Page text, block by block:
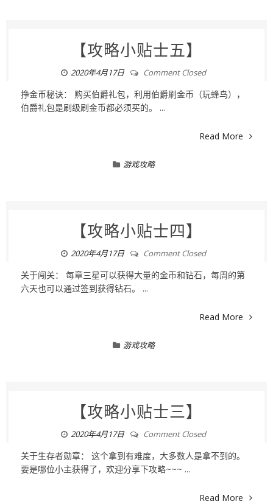
【攻略小贴士五】
2020年4月17日 Comment Closed
挣金币秘诀： 购买伯爵礼包，利用伯爵刷金币（玩蜂鸟），
伯爵礼包是刷级刷金币都必须买的。 ...
Read More
游戏攻略
【攻略小贴士四】
2020年4月17日 Comment Closed
关于闯关： 每章三星可以获得大量的金币和钻石，每周的第
六天也可以通过签到获得钻石。 ...
Read More
游戏攻略
【攻略小贴士三】
2020年4月17日 Comment Closed
关于生存者勋章： 这个拿到有难度，大多数人是拿不到的。
要是哪位小主获得了，欢迎分享下攻略~~~ ...
Read More